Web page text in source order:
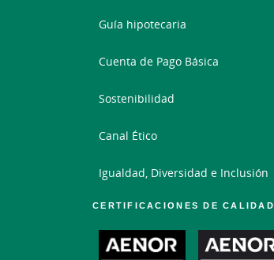
Guía hipotecaria
Cuenta de Pago Básica
Sostenibilidad
Canal Ético
Igualdad, Diversidad e Inclusión
CERTIFICACIONES DE CALIDAD